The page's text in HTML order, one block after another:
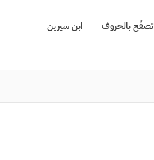
تصفّح بالحروف ابن سيرين